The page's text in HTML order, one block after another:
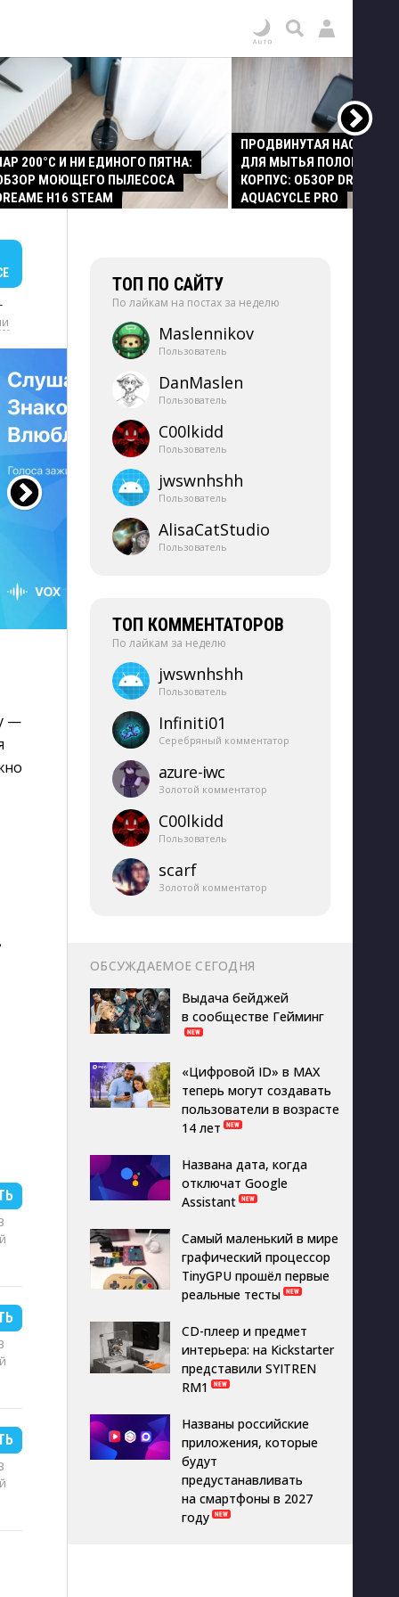
200°C И НИ ЕДИНОГО ПЯТНА:
МОЮЩЕГО ПЫЛЕСОСА
H16 STEAM
ПРОДВИНУТАЯ НАСАДКА
ДЛЯ МЫТЬЯ ПОЛОВ И
КОРПУС: ОБЗОР DREAME
AQUACYCLE PRO
—
ТОП ПО САЙТУ
По лайкам на постах за неделю
Maslennikov
Пользователь
DanMaslen
Пользователь
C00lkidd
Пользователь
jwswnhshh
Пользователь
AlisaCatStudio
Пользователь
ТОП КОММЕНТАТОРОВ
По лайкам за неделю
jwswnhshh
Пользователь
Infiniti01
Серебряный комментатор
azure-​iwc
Золотой комментатор
C00lkidd
Пользователь
scarf
Золотой комментатор
ОБСУЖДАЕМОЕ СЕГОДНЯ
Выдача бейджей
в сообществе Гейминг
«Цифровой ID» в MAX
теперь могут создавать
пользователи в возрасте
14 лет
Названа дата, когда
отключат Google
Assistant
Самый маленький в мире
графический процессор
TinyGPU прошёл первые
реальные тесты
CD-плеер и предмет
интерьера: на Kickstarter
представили SYITREN
RM1
Названы российские
приложения, которые
будут
предустанавливать
на смартфоны в 2027
году